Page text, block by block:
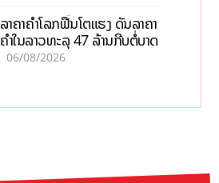
ລາຄາຄຳໂລກຟື້ນໂຕແຮງ ດັນລາຄາ
ຄຳໃນລາວທະລຸ 47 ລ້ານກີບຕໍ່ບາດ
06/08/2026